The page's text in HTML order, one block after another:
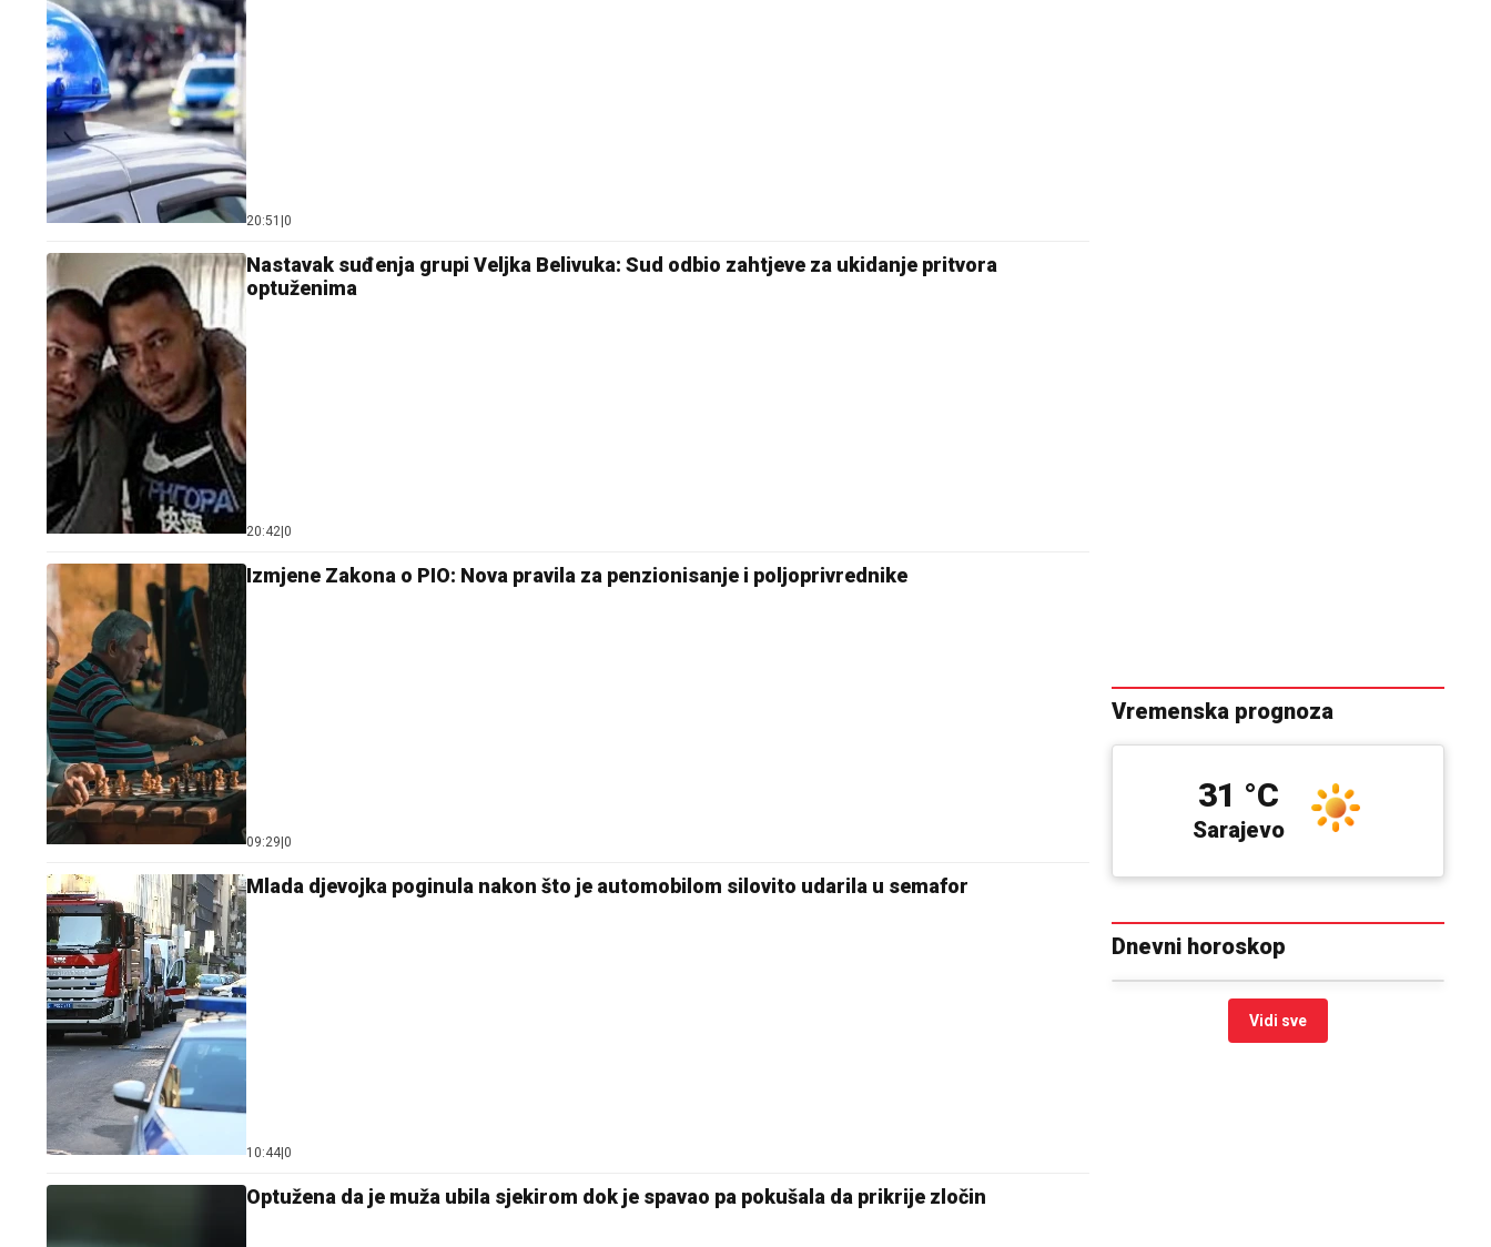
20:51 |0
Nastavak suđenja grupi Veljka Belivuka: Sud odbio zahtjeve za ukidanje pritvora
optuženima
20:42|0
Izmjene Zakona o PIO: Nova pravila za penzionisanje i poljoprivrednike
09:29|0
Mlada djevojka poginula nakon što je automobilom silovito udarila u semafor
10:44|0
Optužena da je muža ubila sjekirom dok je spavao pa pokušala da prikrije zločin
Vremenska prognoza
Sarajevo
31 °C
Dnevni horoskop
Vidi sve